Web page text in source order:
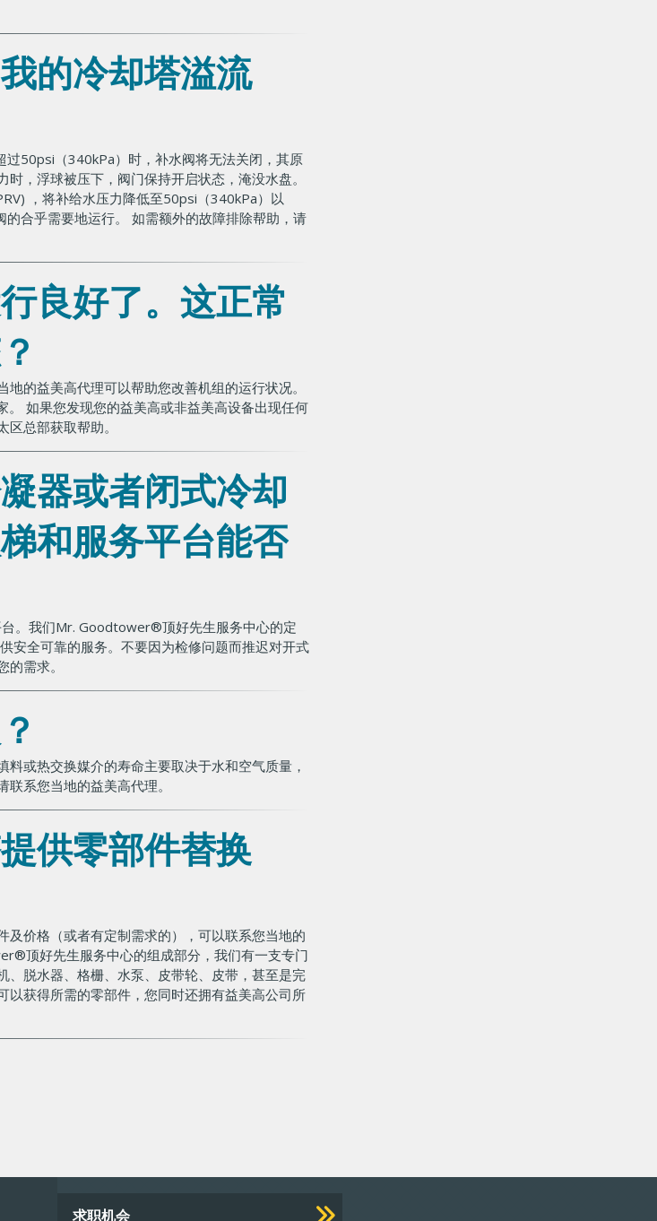
的冷却塔溢流
50psi（340kPa）时，补水阀将无法关闭，其原
，浮球被压下，阀门保持开启状态，淹没水盘。
，将补给水压力降低至50psi（340kPa）以
合乎需要地运行。 如需额外的故障排除帮助，请
良好了。这正常
的益美高代理可以帮助您改善机组的运行状况。
如果您发现您的益美高或非益美高设备出现任何
总部获取帮助。
器或者闭式冷却
和服务平台能否
。我们Mr. Goodtower®顶好先生服务中心的定
安全可靠的服务。不要因为检修问题而推迟对开式
需求。
或热交换媒介的寿命主要取决于水和空气质量，
系您当地的益美高代理。
供零部件替换
价格（或者有定制需求的），可以联系您当地的
顶好先生服务中心的组成部分，我们有一支专门
、脱水器、格栅、水泵、皮带轮、皮带，甚至是完
获得所需的零部件，您同时还拥有益美高公司所
求职机会